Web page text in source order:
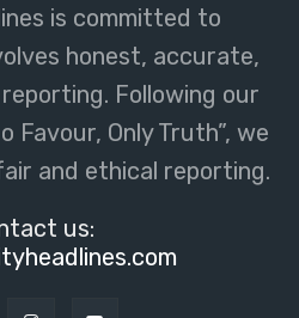
is committed to
honest, accurate,
Following our
Favour, Only Truth”, we
and ethical reporting.
us: